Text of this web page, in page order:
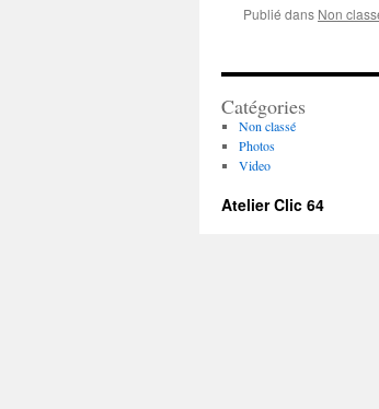
Publié dans Non
Catégories
Non classé
Photos
Video
Atelier Clic 64